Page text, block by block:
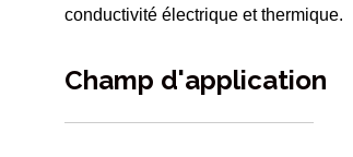
conductivité électrique et thermique.
Champ d'application